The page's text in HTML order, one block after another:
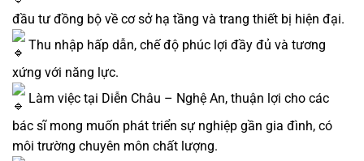
đầu tư đồng bộ về cơ sở hạ tầng và trang thiết bị hiện đại.
Thu nhập hấp dẫn, chế độ phúc lợi đầy đủ và tương
xứng với năng lực.
Làm việc tại Diễn Châu – Nghệ An, thuận lợi cho các
bác sĩ mong muốn phát triển sự nghiệp gần gia đình, có
môi trường chuyên môn chất lượng.